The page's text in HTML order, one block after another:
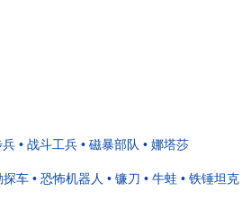
兵 • 战斗工兵 • 磁暴部队 • 娜塔莎
探车 • 恐怖机器人 • 镰刀 • 牛蛙 • 铁锤坦克